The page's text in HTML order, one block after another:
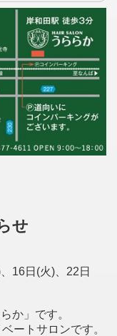
せ
16日(火)、22日
か」です。
ートサロンです。